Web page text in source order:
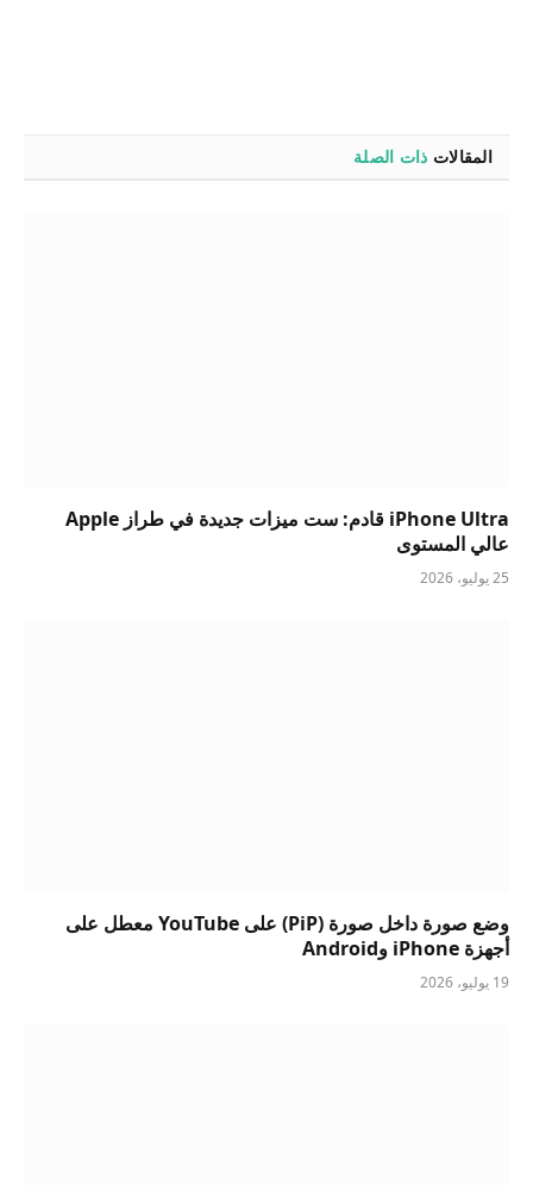
المقالات ذات الصلة
iPhone Ultra قادم: ست ميزات جديدة في طراز Apple
عالي المستوى
25 يوليو، 2026
وضع صورة داخل صورة (PiP) على YouTube معطل على
أجهزة iPhone وAndroid
19 يوليو، 2026